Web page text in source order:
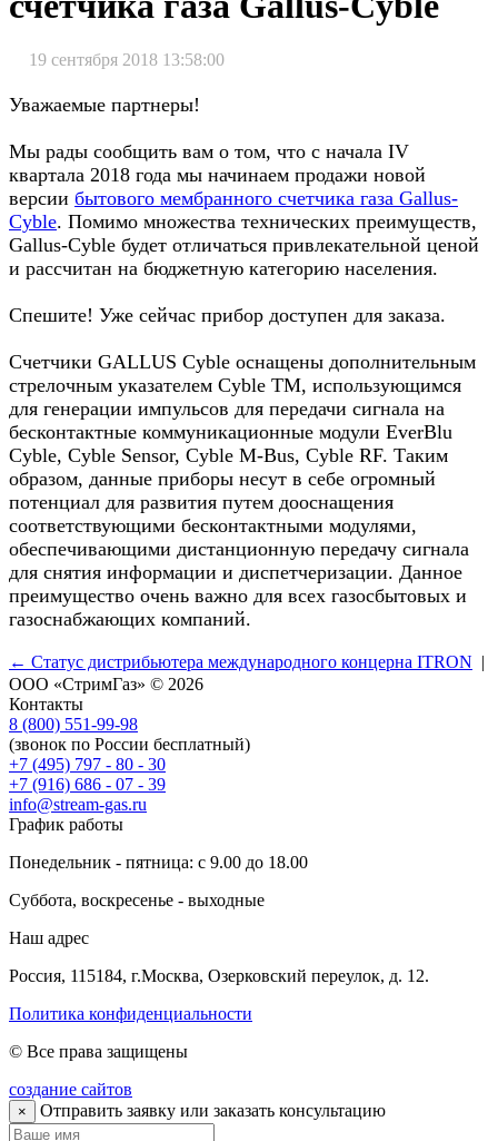
19 сентября 2018 13:58:00
Уважаемые партнеры!
Мы рады сообщить вам о том, что с начала IV
квартала 2018 года мы начинаем продажи новой
версии бытового мембранного счетчика газа Gallus-
Cyble. Помимо множества технических преимуществ,
Gallus-Cyble будет отличаться привлекательной ценой
и рассчитан на бюджетную категорию населения.
Спешите! Уже сейчас прибор доступен для заказа.
Счетчики GALLUS Cyble оснащены дополнительным
стрелочным указателем Cyble TM, использующимся
для генерации импульсов для передачи сигнала на
бесконтактные коммуникационные модули EverBlu
Cyble, Cyble Sensor, Cyble M-Bus, Cyble RF. Таким
образом, данные приборы несут в себе огромный
потенциал для развития путем дооснащения
соответствующими бесконтактными модулями,
обеспечивающими дистанционную передачу сигнала
для снятия информации и диспетчеризации. Данное
преимущество очень важно для всех газосбытовых и
газоснабжающих компаний.
← Статус дистрибьютера международного концерна ITRON |
ООО «СтримГаз» © 2026
Контакты
8 (800) 551-99-98
(звонок по России бесплатный)
+7 (495) 797 - 80 - 30
+7 (916) 686 - 07 - 39
info@stream-gas.ru
График работы
Понедельник - пятница: с 9.00 до 18.00
Суббота, воскресенье - выходные
Наш адрес
Россия, 115184, г.Москва, Озерковский переулок, д. 12.
Политика конфиденциальности
© Все права защищены
создание сайтов
× Отправить заявку или заказать консультацию